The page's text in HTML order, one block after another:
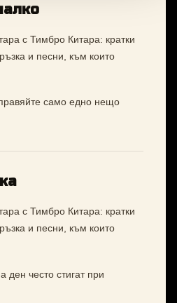
с Тимбро Китара: кратки
и песни, към които
само едно нещо
с Тимбро Китара: кратки
и песни, към които
ден често стигат при